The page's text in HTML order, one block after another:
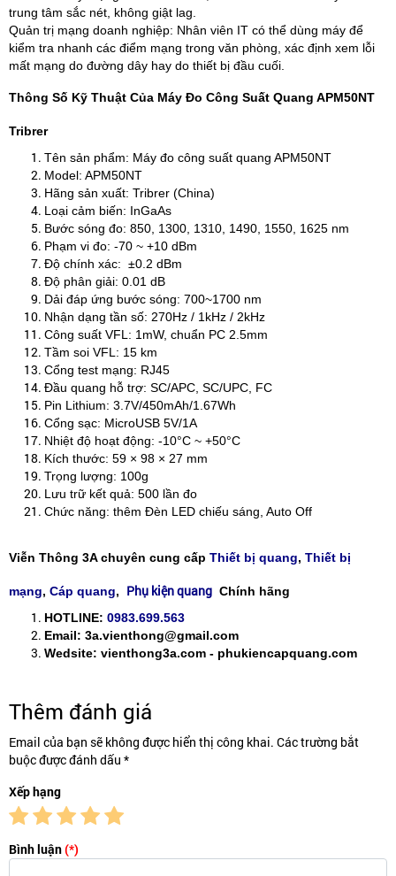
trung tâm sắc nét, không giật lag.
Quản trị mạng doanh nghiệp: Nhân viên IT có thể dùng máy để
kiểm tra nhanh các điểm mạng trong văn phòng, xác định xem lỗi
mất mạng do đường dây hay do thiết bị đầu cuối.​
Thông Số Kỹ Thuật Của Máy Đo Công Suất Quang APM50NT
Tribrer
Tên sản phẩm: Máy đo công suất quang APM50NT
Model: APM50NT ​
Hãng sản xuất: Tribrer (China) ​
Loại cảm biến: InGaAs ​
Bước sóng đo: 850, 1300, 1310, 1490, 1550, 1625 nm ​
Phạm vi đo: -70 ~ +10 dBm ​
Độ chính xác: ±0.2 dBm ​
Độ phân giải: 0.01 dB ​
Dải đáp ứng bước sóng: 700~1700 nm ​
Nhận dạng tần số: 270Hz / 1kHz / 2kHz ​
Công suất VFL: 1mW, chuẩn PC 2.5mm ​
Tầm soi VFL: 15 km ​
Cổng test mạng: RJ45 ​
Đầu quang hỗ trợ: SC/APC, SC/UPC, FC ​
Pin Lithium: 3.7V/450mAh/1.67Wh ​
Cổng sạc: MicroUSB 5V/1A ​
Nhiệt độ hoạt động: -10°C ~ +50°C ​
Kích thước: 59 × 98 × 27 mm ​
Trọng lượng: 100g ​
Lưu trữ kết quả: 500 lần đo ​
Chức năng: thêm Đèn LED chiếu sáng, Auto Off
Viễn Thông 3A chuyên cung cấp Thiết bị quang, Thiết bị
mạng, Cáp quang, Phụ kiện quang Chính hãng
HOTLINE: 0983.699.563
Email: 3a.vienthong@gmail.com
Wedsite: vienthong3a.com - phukiencapquang.com
Thêm đánh giá
Email của bạn sẽ không được hiển thị công khai. Các trường bắt
buộc được đánh dấu *
Xếp hạng
Bình luận(*)